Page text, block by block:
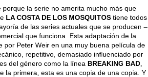
la serie no amerita mucho más que
LA COSTA DE LOS MOSQUITOStiene todos
de las series actuales que se producen –
que funciona. Esta adaptación de la
por Peter Weir en una muy buena película de
repetitivo, demasiado influenciado por
del género como la línea BREAKING BAD
la primera, esta es una copia de una copia. Y